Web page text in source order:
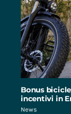
Bonus
incentivi in
News